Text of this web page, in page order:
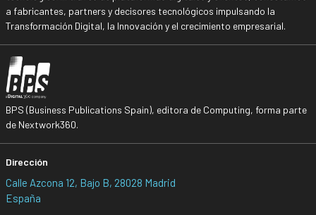
a fabricantes, partners y decisores tecnológicos impulsando la
Transformación Digital, la Innovación y el crecimiento empresarial.
BPS (Business Publications Spain), editora de Computing, forma parte
de Nextwork360.
Dirección
Calle Azcona 12, Bajo B, 28028 Madrid
España